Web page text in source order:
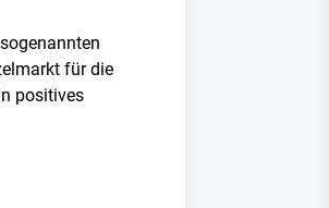
für die
positives